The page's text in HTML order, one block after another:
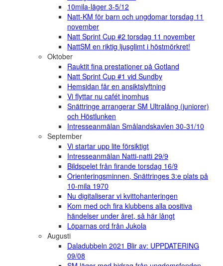
10mila-läger 3-5/12
Natt-KM för barn och ungdomar torsdag 11
november
Natt Sprint Cup #2 torsdag 11 november
NattSM en riktig ljusglimt i höstmörkret!
Oktober
Rauktit fina prestationer på Gotland
Natt Sprint Cup #1 vid Sundby
Hemsidan får en ansiktslyftning
Vi flyttar nu cafét inomhus
Snättringe arrangerar SM Ultralång (juniorer)
och Höstlunken
Intresseanmälan Smålandskavlen 30-31/10
September
Vi startar upp lite försiktigt
Intresseanmälan Natti-natti 29/9
Bildspelet från firande torsdag 16/9
Orienteringsminnen, Snättringes 3:e plats på
10-mila 1970
Nu digitaliserar vi kvittohanteringen
Kom med och fira klubbens alla positiva
händelser under året, så här långt
Löparnas ord från Jukola
Augusti
Daladubbeln 2021 Blir av: UPPDATERING
09/08